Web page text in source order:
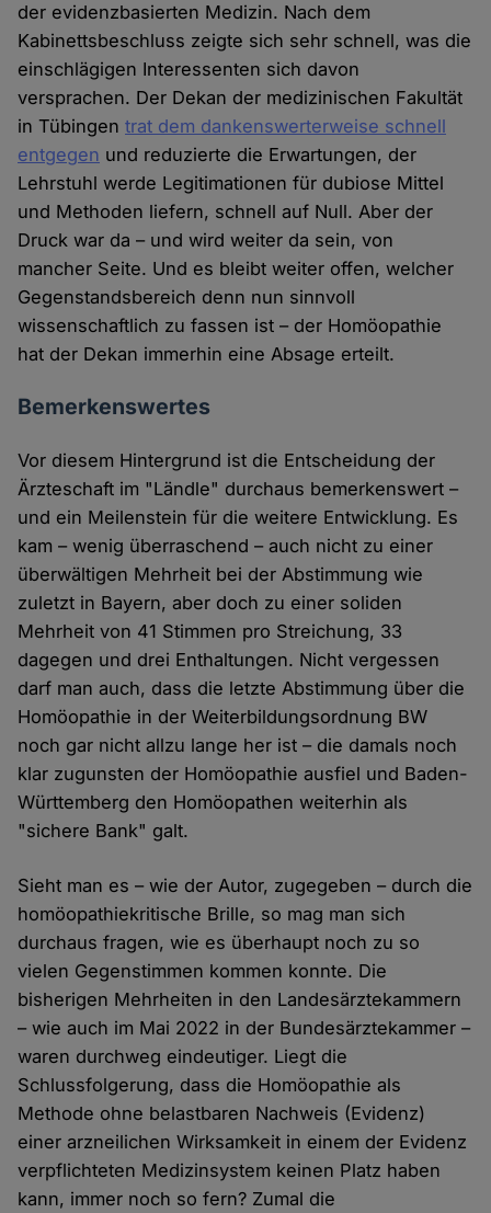
der evidenzbasierten Medizin. Nach dem
Kabinettsbeschluss zeigte sich sehr schnell, was die
einschlägigen Interessenten sich davon
versprachen. Der Dekan der medizinischen Fakultät
in Tübingentrat dem dankenswerterweise schnell
entgegen und reduzierte die Erwartungen, der
Lehrstuhl werde Legitimationen für dubiose Mittel
und Methoden liefern, schnell auf Null. Aber der
Druck war da – und wird weiter da sein, von
mancher Seite. Und es bleibt weiter offen, welcher
Gegenstandsbereich denn nun sinnvoll
wissenschaftlich zu fassen ist – der Homöopathie
hat der Dekan immerhin eine Absage erteilt.
Bemerkenswertes
Vor diesem Hintergrund ist die Entscheidung der
Ärzteschaft im "Ländle" durchaus bemerkenswert –
und ein Meilenstein für die weitere Entwicklung. Es
kam – wenig überraschend – auch nicht zu einer
überwältigen Mehrheit bei der Abstimmung wie
zuletzt in Bayern, aber doch zu einer soliden
Mehrheit von 41 Stimmen pro Streichung, 33
dagegen und drei Enthaltungen. Nicht vergessen
darf man auch, dass die letzte Abstimmung über die
Homöopathie in der Weiterbildungsordnung BW
noch gar nicht allzu lange her ist – die damals noch
klar zugunsten der Homöopathie ausfiel und Baden-
Württemberg den Homöopathen weiterhin als
"sichere Bank" galt.
Sieht man es – wie der Autor, zugegeben – durch die
homöopathiekritische Brille, so mag man sich
durchaus fragen, wie es überhaupt noch zu so
vielen Gegenstimmen kommen konnte. Die
bisherigen Mehrheiten in den Landesärztekammern
– wie auch im Mai 2022 in der Bundesärztekammer –
waren durchweg eindeutiger. Liegt die
Schlussfolgerung, dass die Homöopathie als
Methode ohne belastbaren Nachweis (Evidenz)
einer arzneilichen Wirksamkeit in einem der Evidenz
verpflichteten Medizinsystem keinen Platz haben
kann, immer noch so fern? Zumal die